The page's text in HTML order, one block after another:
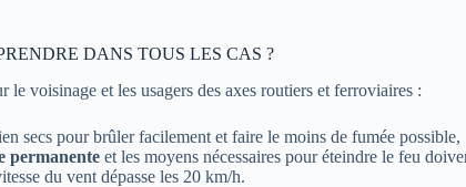
DANS TOUS LES CAS ?
voisinage et les usagers des axes routiers et ferroviaires :
secs pour brûler facilement et faire le moins de fumée possible,
permanente et les moyens nécessaires pour éteindre le feu
du vent dépasse les 20 km/h.